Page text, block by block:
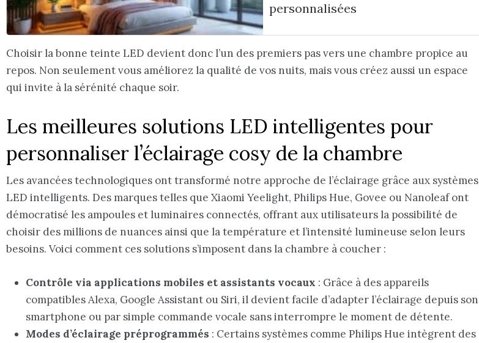
personnalisées
Choisir la bonne teinte LED devient donc l’un des premiers pas vers une chambre propice au
repos. Non seulement vous améliorez la qualité de vos nuits, mais vous créez aussi un espace
qui invite à la sérénité chaque soir.
Les meilleures solutions LED intelligentes pour
personnaliser l’éclairage cosy de la chambre
Les avancées technologiques ont transformé notre approche de l’éclairage grâce aux systèmes
LED intelligents. Des marques telles que Xiaomi Yeelight, Philips Hue, Govee ou Nanoleaf ont
démocratisé les ampoules et luminaires connectés, offrant aux utilisateurs la possibilité de
choisir des millions de nuances ainsi que la température et l’intensité lumineuse selon leurs
besoins. Voici comment ces solutions s’imposent dans la chambre à coucher :
Contrôle via applications mobiles et assistants vocaux : Grâce à des appareils
compatibles Alexa, Google Assistant ou Siri, il devient facile d’adapter l’éclairage depuis son
smartphone ou par simple commande vocale sans interrompre le moment de détente.
Modes d’éclairage préprogrammés : Certains systèmes comme Philips Hue intègrent des